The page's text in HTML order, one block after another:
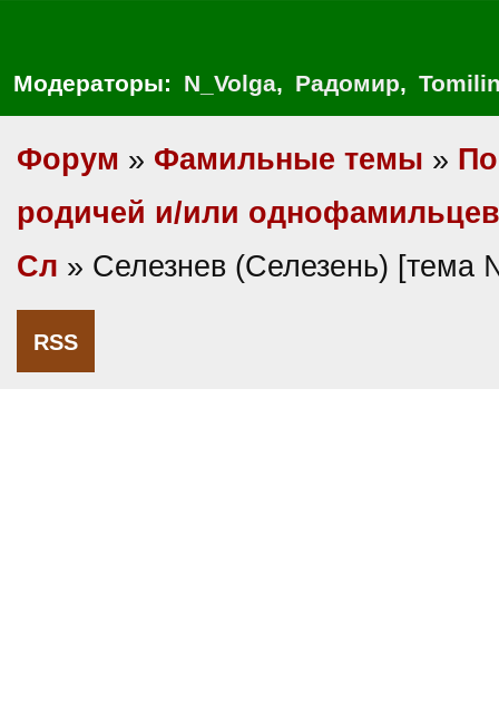
Модераторы: N_Volga, Радомир,
Форум » Фамильные темы »
родичей и/или однофамильцев
Сл » Селезнев (Селезень) [тема
RSS